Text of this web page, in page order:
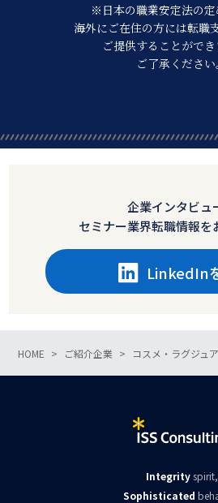
※日本の職業安定法の定
海外にご在住の方には転職
ご提供することができ
ご了承ください
企業インタビュ
セミナー業界転職情報を
LinkedIn
HOME ご紹介企業 コスメ・ラグジュ
Integrityspirit,
Sophisticated